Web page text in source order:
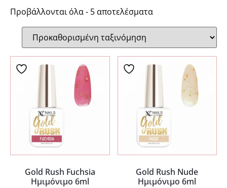
Προβάλλονται όλα - 5 αποτελέσματα
Gold Rush Fuchsia
Ημιμόνιμο 6ml
Gold Rush Nude
Ημιμόνιμο 6ml